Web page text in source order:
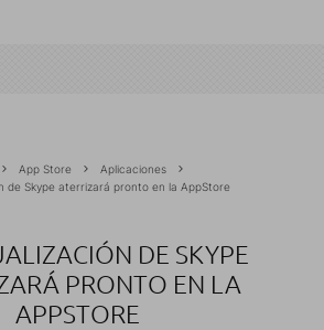
App Store
Aplicaciones
de Skype aterrizará pronto en la AppStore
DE SKYPE
PRONTO EN LA
APPSTORE